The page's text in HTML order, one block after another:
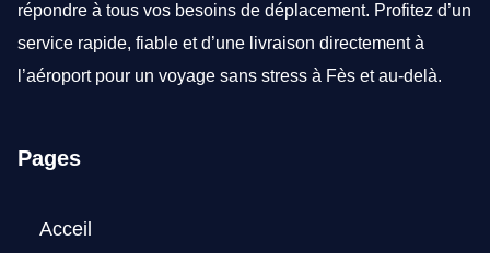
répondre à tous vos besoins de déplacement. Profitez d’un
service rapide, fiable et d’une livraison directement à
l’aéroport pour un voyage sans stress à Fès et au-delà.
Pages
Acceil